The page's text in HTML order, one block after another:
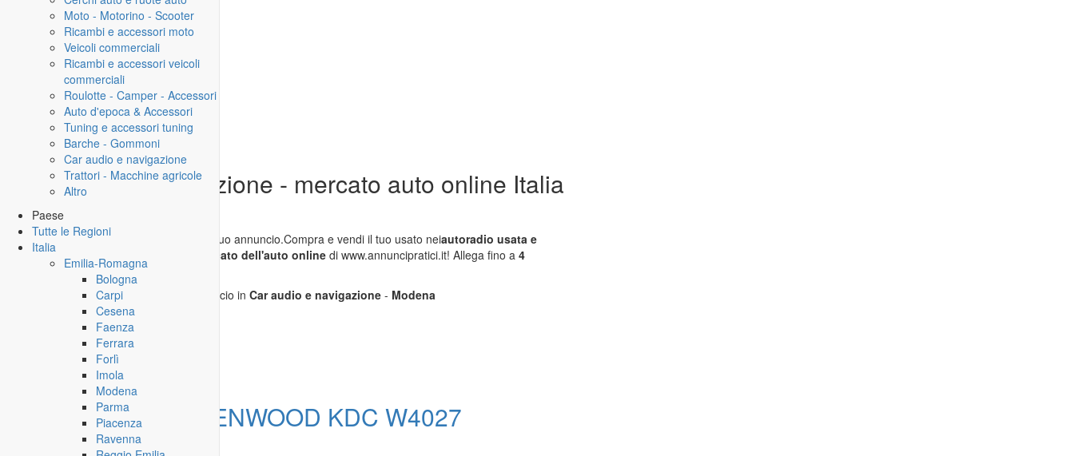
Moto - Motorino - Scooter
Ricambi e accessori moto
Veicoli commerciali
Ricambi e accessori veicoli
commerciali
Roulotte - Camper - Accessori
Auto d'epoca & Accessori
Tuning e accessori tuning
Barche - Gommoni
Car audio e navigazione
Trattori - Macchine agricole
Altro
Paese
Tutte le Regioni
Italia
Emilia-Romagna
Bologna
Carpi
Cesena
Faenza
Ferrara
Forlì
Imola
Modena
Parma
Piacenza
Ravenna
Car audio e navigazione - mercato auto online Italia
Modena
In questa categoria puo inserire gratis il tuo annuncio.Compra e vendi il tuo usato neiautoradio usata e
navigatori usati ! Cerca e trova nel mercato dell'auto online di www.annuncipratici.it! Allega fino a 4
immagini
.Nessuna registrazione
Attualmente non è inserito nessun annuncio in Car audio e navigazione - Modena
Inserisci annuncio
Registrazione veloce
Offerta STEREO KENWOOD KDC W4027
Car audio e navigazione